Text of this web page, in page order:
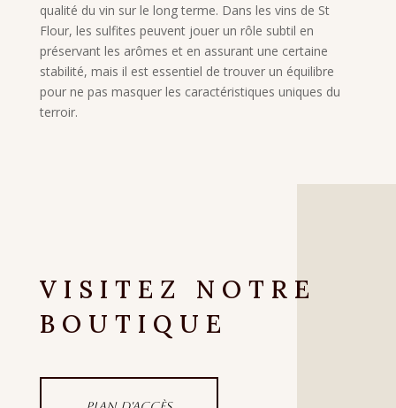
qualité du vin sur le long terme. Dans les vins de St
Flour, les sulfites peuvent jouer un rôle subtil en
préservant les arômes et en assurant une certaine
stabilité, mais il est essentiel de trouver un équilibre
pour ne pas masquer les caractéristiques uniques du
terroir.
VISITEZ NOTRE
BOUTIQUE